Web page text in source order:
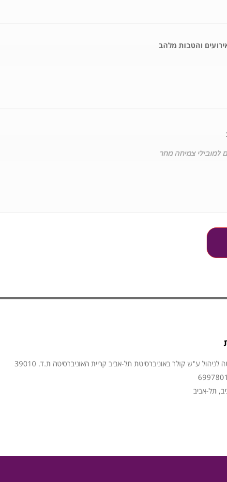
והטבות מלהב
למובילי צמיחה מחר
לניהול ע"ש קולר באוניברסיטת תל-אביב קריית האוניברסיטה ת.ד. 39010
תל-אביב